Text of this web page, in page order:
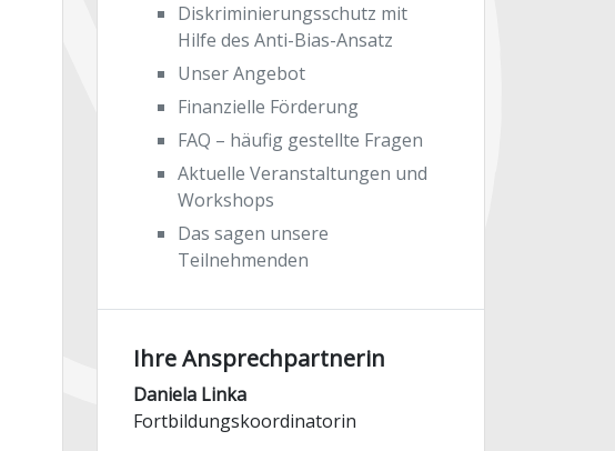
Diskriminierungsschutz mit
Hilfe des Anti-Bias-Ansatz
Unser Angebot
Finanzielle Förderung
FAQ – häufig gestellte Fragen
Aktuelle Veranstaltungen und
Workshops
Das sagen unsere
Teilnehmenden
Ihre Ansprechpartnerin
Daniela Linka
Fortbildungskoordinatorin